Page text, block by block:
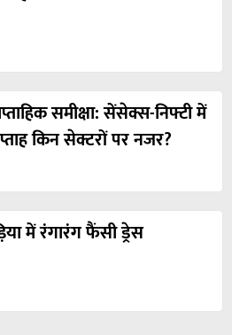
समीक्षा: सेंसेक्स-निफ्टी में
किन सेक्टरों पर नजर?
में रंगारंग फैंसी ड्रेस